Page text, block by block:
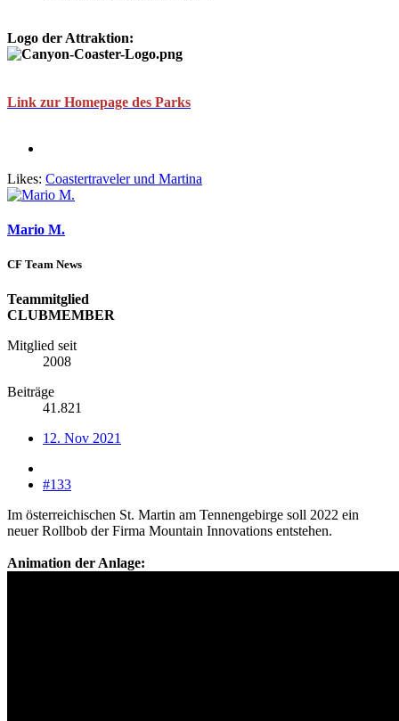
Logo der Attraktion:
Link zur Homepage des Parks
Likes: Coastertravelerund Martina
Mario M.
CF Team News
Teammitglied
CLUBMEMBER
Mitglied seit
2008
Beiträge
41.821
12. Nov 2021
#133
Im österreichischen St. Martin am Tennengebirge soll 2022 ein
neuer Rollbob der Firma Mountain Innovations entstehen.
Animation der Anlage: